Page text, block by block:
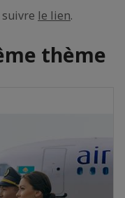
le lien.
thème